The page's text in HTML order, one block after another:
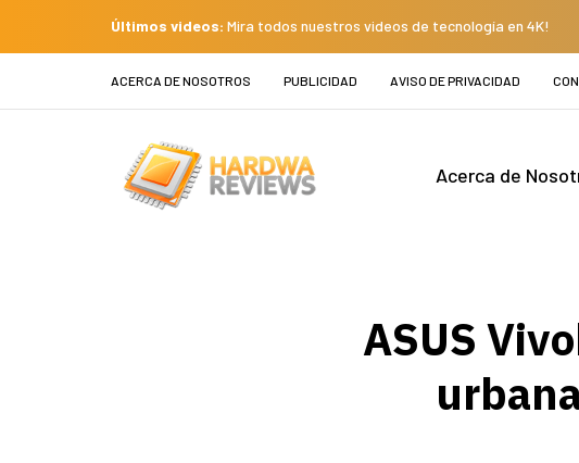
Últimos videos: Mira todos nuestros videos de tecnología en 4K!
ACERCA DE NOSOTROS PUBLICIDAD AVISO DE PRIVACIDAD
Acerca de
ASUS